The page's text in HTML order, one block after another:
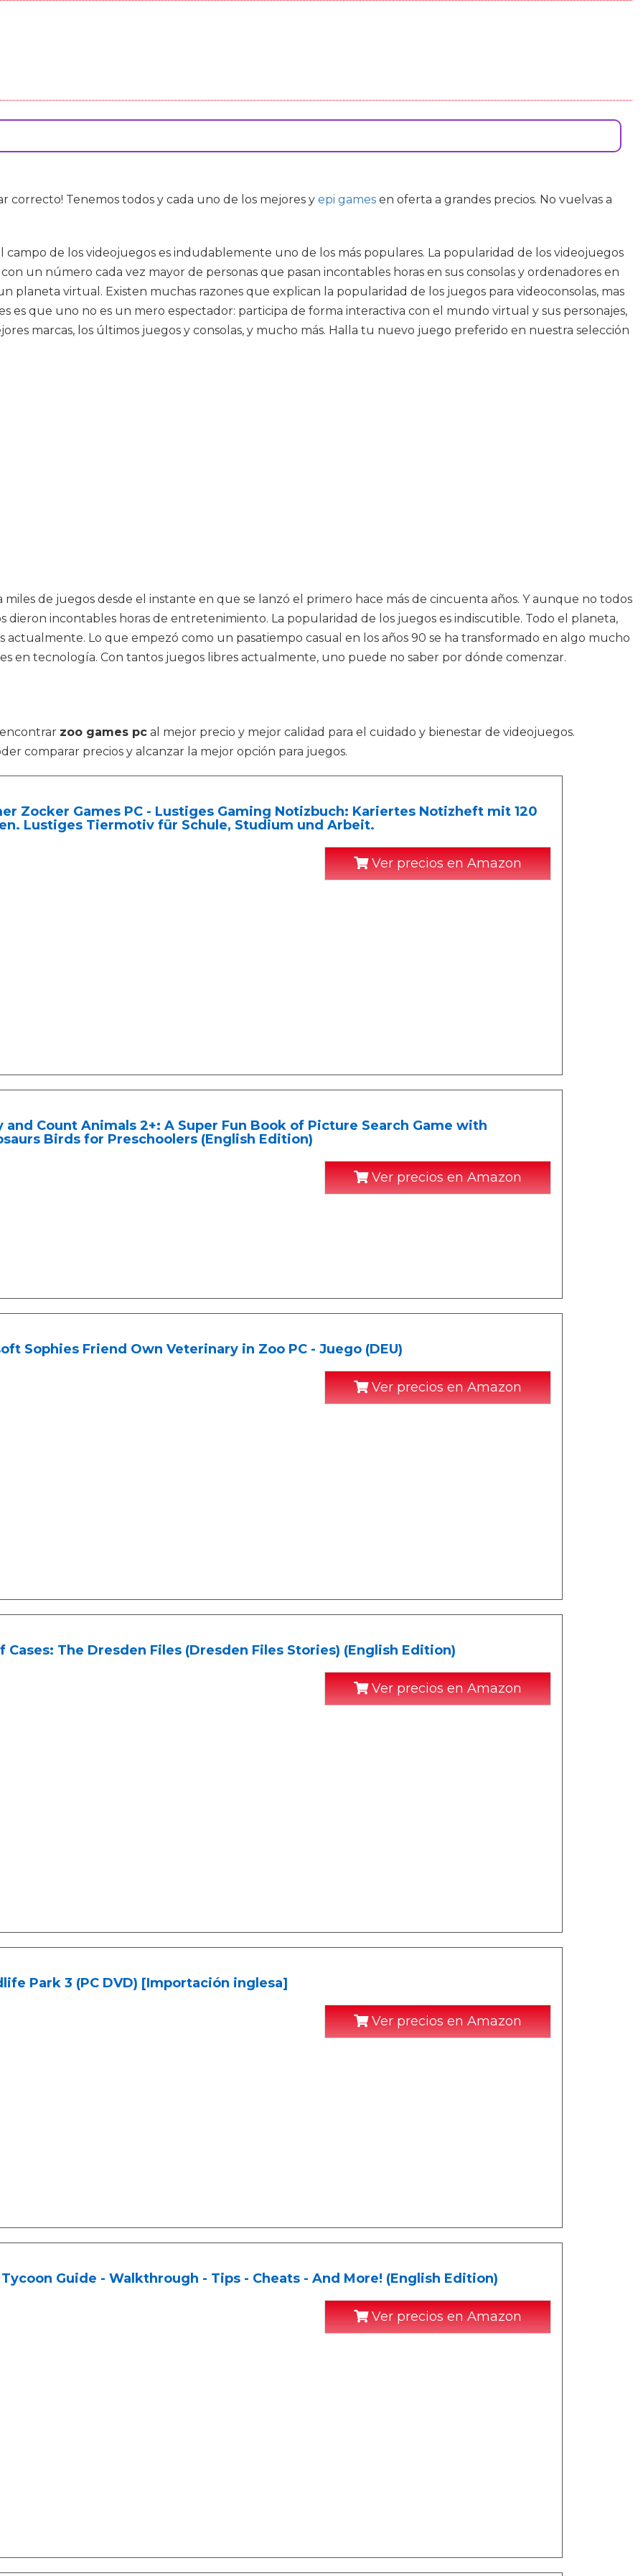
correcto! Tenemos todos y cada uno de los mejores y epi games en oferta a grandes precios. No vuelvas a
campo de los videojuegos es indudablemente uno de los más populares. La popularidad de los videojuegos
un número cada vez mayor de personas que pasan incontables horas en sus consolas y ordenadores en
virtual. Existen muchas razones que explican la popularidad de los juegos para videoconsolas, mas
es que uno no es un mero espectador: participa de forma interactiva con el mundo virtual y sus personajes,
marcas, los últimos juegos y consolas, y mucho más. Halla tu nuevo juego preferido en nuestra selección
de juegos desde el instante en que se lanzó el primero hace más de cincuenta años. Y aunque no todos
dieron incontables horas de entretenimiento. La popularidad de los juegos es indiscutible. Todo el planeta,
actualmente. Lo que empezó como un pasatiempo casual en los años 90 se ha transformado en algo mucho
en tecnología. Con tantos juegos libres actualmente, uno puede no saber por dónde comenzar.
zoo games pc al mejor precio y mejor calidad para el cuidado y bienestar de videojuegos.
comparar precios y alcanzar la mejor opción para juegos.
Zocker Games PC - Lustiges Gaming Notizbuch: Kariertes Notizheft mit 120
Lustiges Tiermotiv für Schule, Studium und Arbeit.
Ver precios en Amazon
and Count Animals 2+: A Super Fun Book of Picture Search Game with
Birds for Preschoolers (English Edition)
Ver precios en Amazon
Sophies Friend Own Veterinary in Zoo PC - Juego (DEU)
Ver precios en Amazon
Cases: The Dresden Files (Dresden Files Stories) (English Edition)
Ver precios en Amazon
Park 3 (PC DVD) [Importación inglesa]
Ver precios en Amazon
Guide - Walkthrough - Tips - Cheats - And More! (English Edition)
Ver precios en Amazon